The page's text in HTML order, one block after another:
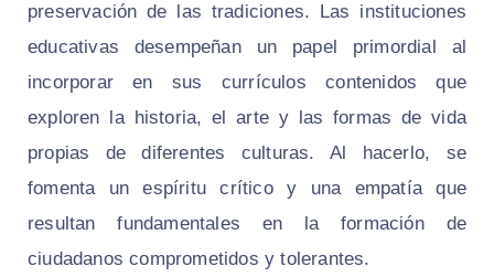
preservación de las tradiciones. Las instituciones
educativas desempeñan un papel primordial al
incorporar en sus currículos contenidos que
exploren la historia, el arte y las formas de vida
propias de diferentes culturas. Al hacerlo, se
fomenta un espíritu crítico y una empatía que
resultan fundamentales en la formación de
ciudadanos comprometidos y tolerantes.